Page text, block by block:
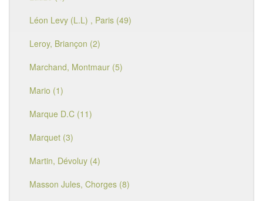
Léon Levy (L.L) , Paris (49)
Leroy, Briançon (2)
Marchand, Montmaur (5)
Mario (1)
Marque D.C (11)
Marquet (3)
Martin, Dévoluy (4)
Masson Jules, Chorges (8)